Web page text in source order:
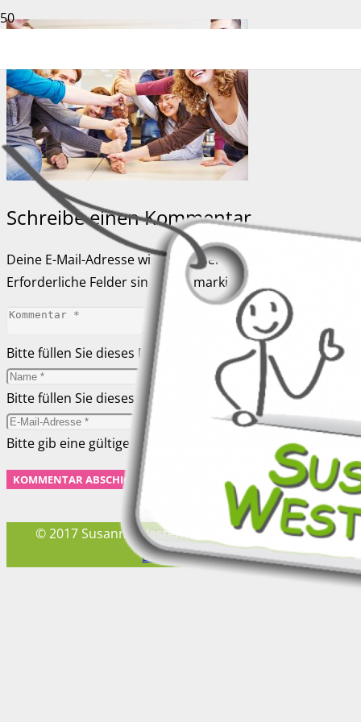
Schreibe einen Kommentar
Deine E-Mail-Adresse wird nicht veröffentlicht.
Erforderliche Felder sind mit
*markiert
Bitte füllen Sie dieses Feld aus.
Bitte füllen Sie dieses Feld aus.
Bitte gib eine gültige E-Mail-Adresse ein.
KOMMENTAR ABSCHICKEN
© 2017 Susanne Westermann – Impressumund
Datenschutz